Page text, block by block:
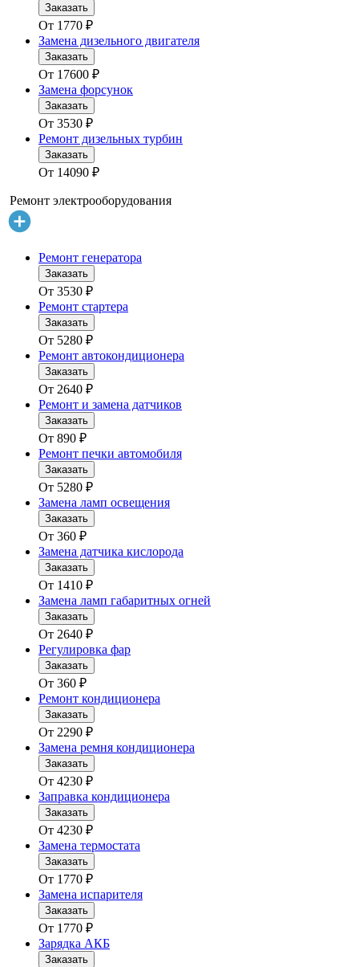
Заказать
От 1770 ₽
Замена дизельного двигателя
Заказать
От 17600 ₽
Замена форсунок
Заказать
От 3530 ₽
Ремонт дизельных турбин
Заказать
От 14090 ₽
Ремонт электрооборудования
Ремонт генератора
Заказать
От 3530 ₽
Ремонт стартера
Заказать
От 5280 ₽
Ремонт автокондиционера
Заказать
От 2640 ₽
Ремонт и замена датчиков
Заказать
От 890 ₽
Ремонт печки автомобиля
Заказать
От 5280 ₽
Замена ламп освещения
Заказать
От 360 ₽
Замена датчика кислорода
Заказать
От 1410 ₽
Замена ламп габаритных огней
Заказать
От 2640 ₽
Регулировка фар
Заказать
От 360 ₽
Ремонт кондиционера
Заказать
От 2290 ₽
Замена ремня кондиционера
Заказать
От 4230 ₽
Заправка кондиционера
Заказать
От 4230 ₽
Замена термостата
Заказать
От 1770 ₽
Замена испарителя
Заказать
От 1770 ₽
Зарядка АКБ
Заказать